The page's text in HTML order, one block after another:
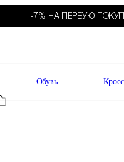
-7% НА ПЕРВУЮ
Обувь